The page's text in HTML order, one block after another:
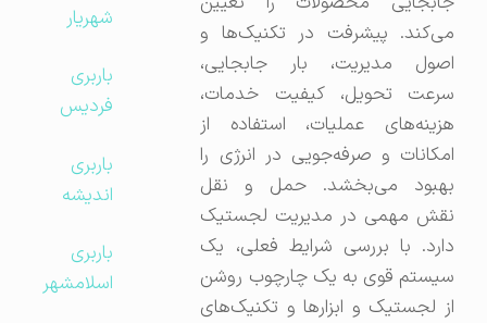
می‌کند. پیشرفت در تکنیک‌ها و
اصول مدیریت، بار جابجایی،
سرعت تحویل، کیفیت خدمات،
هزینه‌های عملیات، استفاده از
امکانات و صرفه‌جویی در انرژی را
بهبود می‌بخشد. حمل و نقل
نقش مهمی در مدیریت لجستیک
دارد. با بررسی شرایط فعلی، یک
سیستم قوی به یک چارچوب روشن
از لجستیک و ابزارها و تکنیک‌های
شهریار
باربری
فردیس
باربری
اندیشه
باربری
اسلامشهر